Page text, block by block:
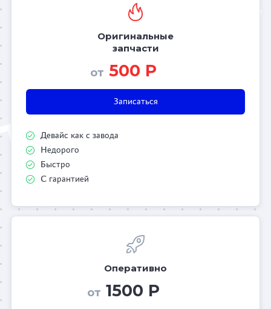
Оригинальные
запчасти
от 500 Р
Записаться
Девайс как с завода
Недорого
Быстро
С гарантией
Оперативно
от 1500 Р